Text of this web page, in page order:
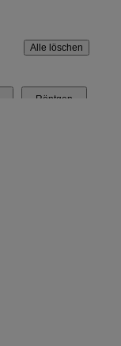
Alle löschen
Röntgen